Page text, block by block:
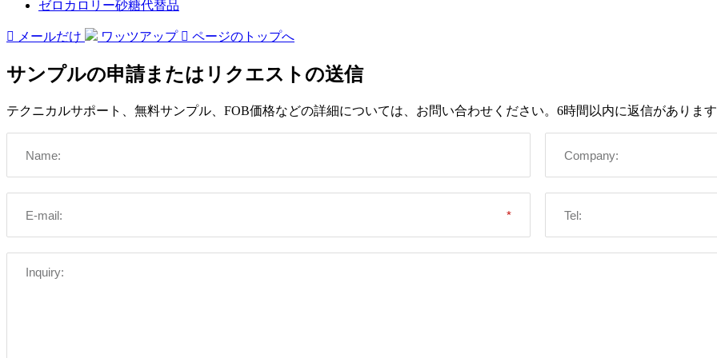
ゼロカロリー砂糖代替品
 メールだけ ワッツアップ  ページのトップへ
サンプルの申請またはリクエストの送信
テクニカルサポート、無料サンプル、FOB価格などの詳細については、お問い合わせください。6時間以内に返信がありま